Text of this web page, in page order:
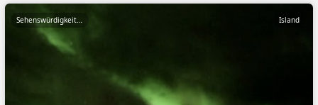
Sehenswürdigkeiten Island